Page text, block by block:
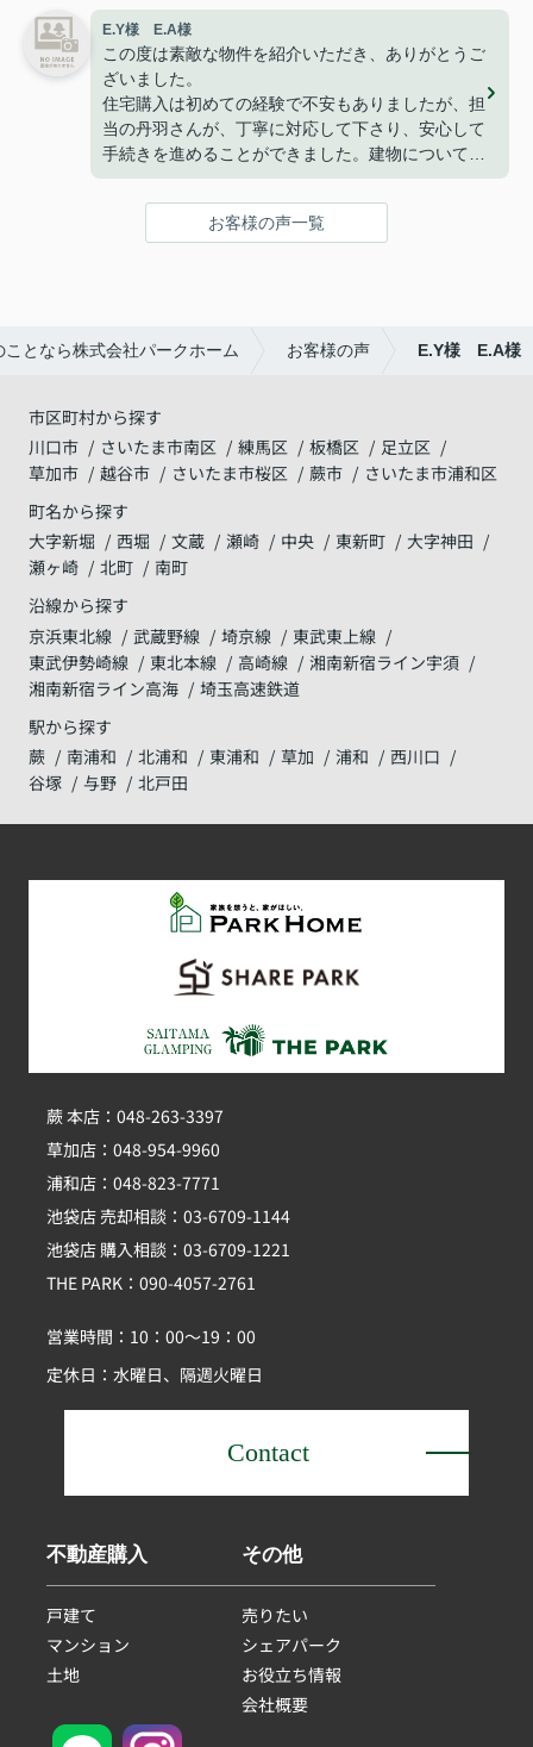
暮らせております。
こうして、なにもトラブルや問題も無くここまで家
探しが出来た事はパークホームさんのおかげだと思
っております。
ありがとうございました。
E.Y様 E.A様
この度は素敵な物件を紹介いただき、ありがとうご
ざいました。
住宅購入は初めての経験で不安もありましたが、担
当の丹羽さんが、丁寧に対応して下さり、安心して
手続きを進めることができました。建物についても
満足しており、家族で新しい生活を始めることを楽
しみにしています。
改めて、ありがとうございました。
お客様の声一覧
となら株式会社パークホーム お客様の声 E.Y様 E.A様
市区町村から探す
川口市
さいたま市南区 練馬区 板橋区
足立区
草加市
越谷市 さいたま市桜区 蕨市
さいたま市浦和区
町名から探す
大字新堀
西堀 文蔵 瀬崎 中央 東新町
大字神田
瀬ヶ崎
北町
南町
沿線から探す
京浜東北線
武蔵野線 埼京線
東武東上線
東武伊勢崎線
東北本線 高崎線
湘南新宿ライン宇須
湘南新宿ライン高海
埼玉高速鉄道
駅から探す
蕨
南浦和 北浦和 東浦和 草加 浦和
西川口
谷塚
与野 北戸田
蕨 本店：048-263-3397
草加店：048-954-9960
浦和店：048-823-7771
池袋店 売却相談：03-6709-1144
池袋店 購入相談：03-6709-1221
THE PARK：090-4057-2761
営業時間：10：00～19：00
定休日：水曜日、隔週火曜日
Contact
不動産購入
戸建て
マンション
土地
その他
売りたい
シェアパーク
お役立ち情報
会社概要